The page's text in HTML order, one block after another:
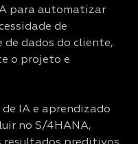
para automatizar
de
de dados do cliente,
o projeto e
IA e aprendizado
no S/4HANA,